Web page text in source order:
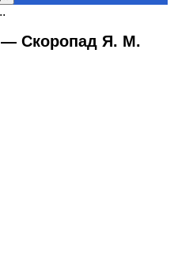
— Скоропад Я. М.